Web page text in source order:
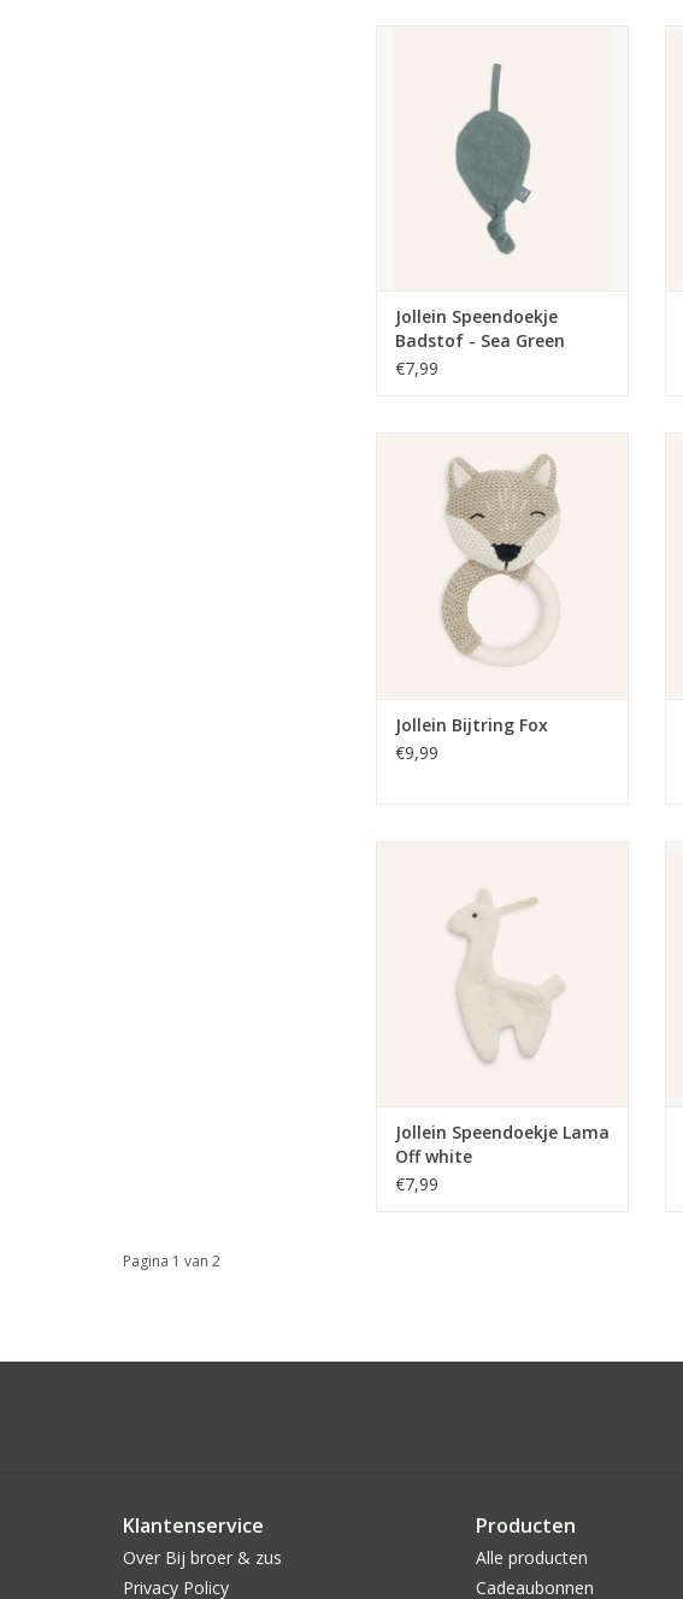
Green
TOEVOEGEN AAN WINKELWAGEN
Jollein Speendoekje
Badstof - Sea Green
€7,99
TOEVOEGEN AAN WINKELWAGEN
Jollein Bijtring Fox
€9,99
TOEVOEGEN AAN WINKELWAGEN
Jollein Speendoekje Lama
Off white
€7,99
Pagina 1 van 2
Klantenservice
Over Bij broer & zus
Privacy Policy
Producten
Alle producten
Cadeaubonnen